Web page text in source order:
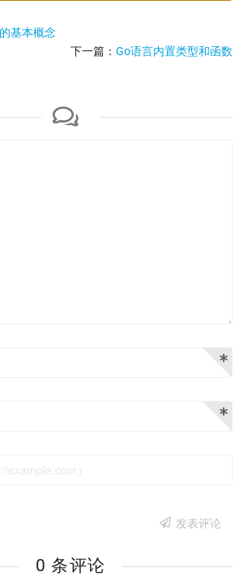
基本概念
下一篇： Go语言内置类型和函数
发表评论
0 条评论